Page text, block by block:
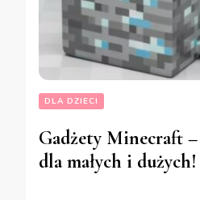
DLA DZIECI
Gadżety Minecraft
dla małych i dużych!